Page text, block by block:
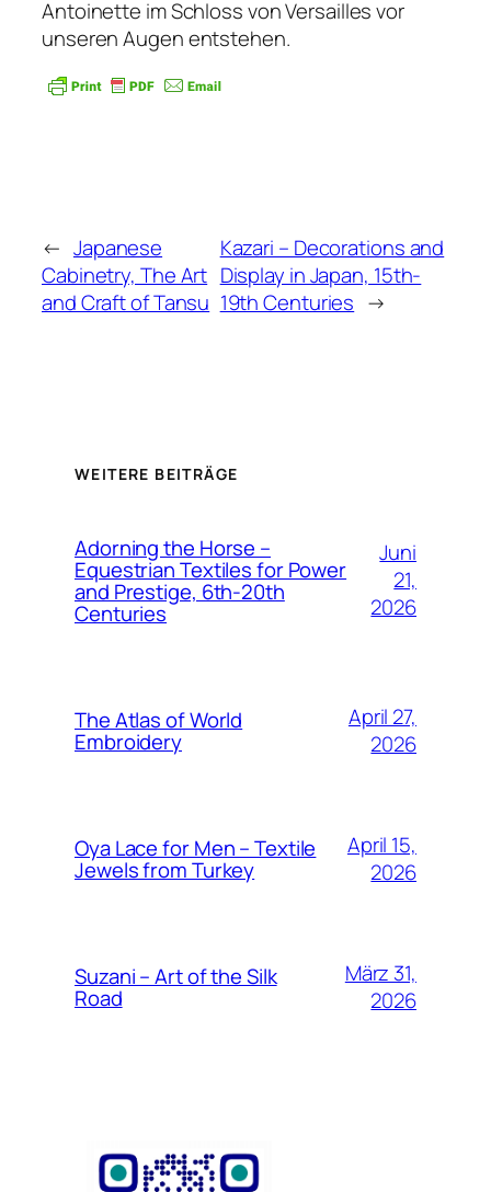
Antoinette im Schloss von Versailles vor
unseren Augen entstehen.
← Japanese
Cabinetry, The Art
and Craft of Tansu
Kazari – Decorations and
Display in Japan, 15th-
19th Centuries →
WEITERE BEITRÄGE
Adorning the Horse –
Equestrian Textiles for Power
and Prestige, 6th-20th
Centuries
Juni
21,
2026
The Atlas of World
Embroidery
April 27,
2026
Oya Lace for Men – Textile
Jewels from Turkey
April 15,
2026
Suzani – Art of the Silk
Road
März 31,
2026